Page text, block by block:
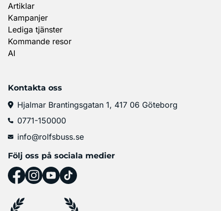
Artiklar
Kampanjer
Lediga tjänster
Kommande resor
AI
Kontakta oss
Hjalmar Brantingsgatan 1, 417 06 Göteborg
0771-150000
info@rolfsbuss.se
Följ oss på sociala medier